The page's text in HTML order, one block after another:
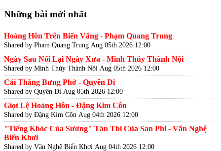
Những bài mới nhất
Hoàng Hôn Trên Biển Vắng - Phạm Quang Trung
Shared by Phạm Quang Trung Aug 05th 2026 12:00
Ngày Sau Nối Lại Ngày Xưa - Minh Thúy Thành Nội
Shared by Minh Thúy Thành Nội Aug 05th 2026 12:00
Cái Thằng Bưng Phở - Quyên Di
Shared by Quyên Di Aug 05th 2026 12:00
Giọt Lệ Hoàng Hôn - Đặng Kim Côn
Shared by Đặng Kim Côn Aug 04th 2026 12:00
"Tiếng Khóc Của Sương" Tản Thi Của San Phi - Văn Nghệ
Biển Khơi
Shared by Văn Nghệ Biển Khơi Aug 04th 2026 12:00